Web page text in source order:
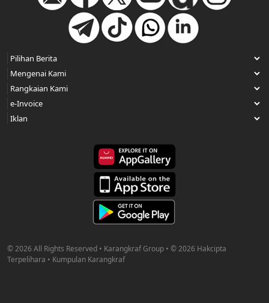
© 2026 All Rights Reserved • Karangkraf Group • © 2026 Hakcipta
Terpelihara • Kumpulan Karangkraf